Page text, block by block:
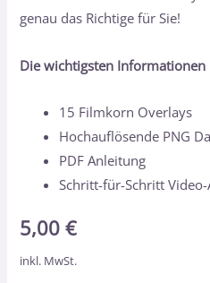
genau das Richtige für Sie!
Die wichtigsten
15 Filmkorn Overlays
Hochauflösende PNG
PDF Anleitung
Schritt-für-Schritt
5,00€
inkl. MwSt.